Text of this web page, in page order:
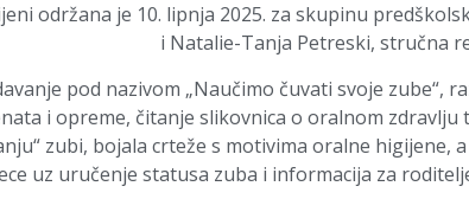
održana je 10. lipnja 2025. za skupinu
i Natalie-Tanja Petreski, stručna
pod nazivom „Naučimo čuvati svoje zube“,
i opreme, čitanje slikovnica o oralnom
zubi, bojala crteže s motivima oralne higijene,
uz uručenje statusa zuba i informacija za